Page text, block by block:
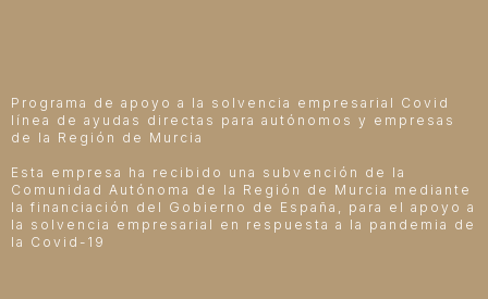
Programa de apoyo a la solvencia empresarial Covid
línea de ayudas directas para autónomos y empresas
de la Región de Murcia
Esta empresa ha recibido una subvención de la
Comunidad Autónoma de la Región de Murcia mediante
la financiación del Gobierno de España, para el apoyo a
la solvencia empresarial en respuesta a la pandemia de
la Covid-19